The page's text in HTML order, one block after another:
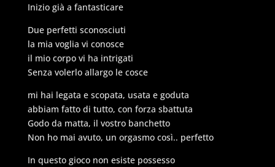
Inizio già a fantasticare
Due perfetti sconosciuti
la mia voglia vi conosce
il mio corpo vi ha intrigati
Senza volerlo allargo le cosce
mi hai legata e scopata, usata e goduta
abbiam fatto di tutto, con forza sbattuta
Godo da matta, il vostro banchetto
Non ho mai avuto, un orgasmo così.. perfetto
In questo gioco non esiste possesso